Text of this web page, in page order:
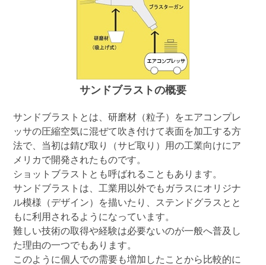
サンドブラストの概要
サンドブラストとは、研磨材（粒子）をエアコンプレ
ッサの圧縮空気に混ぜて吹き付けて表面を加工する方
法で、当初は錆び取り（サビ取り）用の工業向けにア
メリカで開発されたものです。
ショットブラストとも呼ばれることもあります。
サンドブラストは、工業用以外でもガラスにオリジナ
ル模様（デザイン）を描いたり、ステンドグラスとと
もに利用されるようになっています。
難しい技術の取得や経験は必要ないのが一般へ普及し
た理由の一つでもあります。
このように個人での需要も増加したことから比較的に